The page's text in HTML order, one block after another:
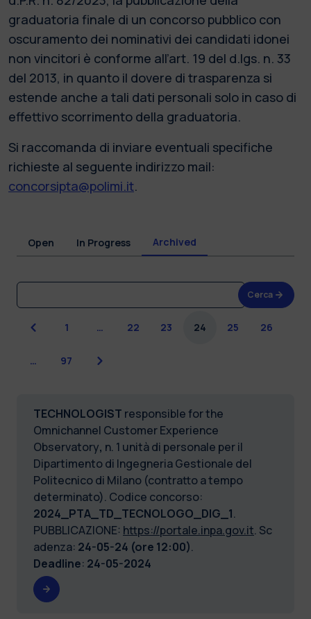
graduatoria finale di un concorso pubblico con
oscuramento dei nominativi dei candidati idonei
non vincitori è conforme all’art. 19 del d.lgs. n. 33
del 2013, in quanto il dovere di trasparenza si
estende anche a tali dati personali solo in caso di
effettivo scorrimento della graduatoria.
Si raccomanda di inviare eventuali specifiche
richieste al seguente indirizzo mail:
concorsipta@polimi.it.
Open In Progress Archived
Cerca
Previous
1 … 22 23 24 25 26
… 97 Next
TECHNOLOGIST responsible for the
Omnichannel Customer Experience
Observatory, n. 1 unità di personale per il
Dipartimento di Ingegneria Gestionale del
Politecnico di Milano (contratto a tempo
determinato). Codice concorso:
2024_PTA_TD_TECNOLOGO_DIG_1.
PUBBLICAZIONE: https://portale.inpa.gov.it. Sc
adenza: 24-05-24 (ore 12:00).
Deadline: 24-05-2024